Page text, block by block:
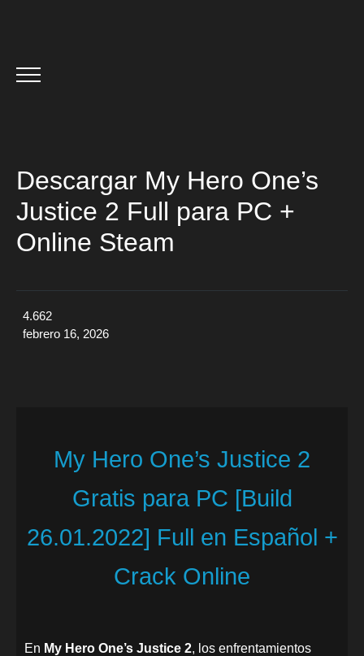
Descargar My Hero One’s
Justice 2 Full para PC +
Online Steam
4.662
febrero 16, 2026
My Hero One’s Justice 2
Gratis para PC [Build
26.01.2022] Full en Español +
Crack Online
En My Hero One’s Justice 2, los enfrentamientos